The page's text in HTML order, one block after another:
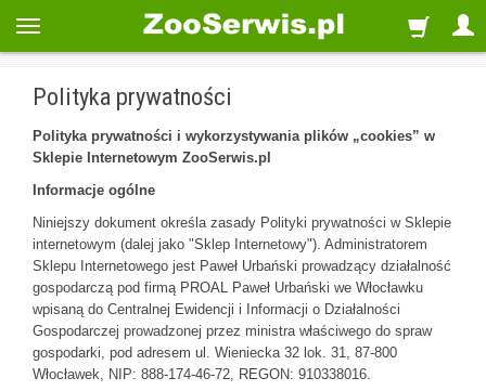
Polityka prywatności
Polityka prywatności i wykorzystywania plików „cookies” w
Sklepie Internetowym ZooSerwis.pl
Informacje ogólne
Niniejszy dokument określa zasady Polityki prywatności w Sklepie
internetowym (dalej jako "Sklep Internetowy"). Administratorem
Sklepu Internetowego jest Paweł Urbański prowadzący działalność
gospodarczą pod firmą PROAL Paweł Urbański we Włocławku
wpisaną do Centralnej Ewidencji i Informacji o Działalności
Gospodarczej prowadzonej przez ministra właściwego do spraw
gospodarki, pod adresem ul. Wieniecka 32 lok. 31, 87-800
Włocławek, NIP: 888-174-46-72, REGON: 910338016.